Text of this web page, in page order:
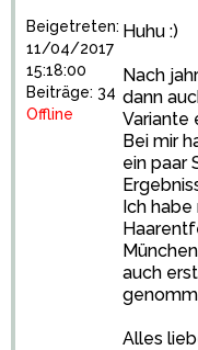
Beigetreten:
11/04/2017
15:18:00
Beiträge: 34
Offline
Huhu :)
Nach
dann
Variante
Bei mir
ein paar
Ich habe
auch
Alles